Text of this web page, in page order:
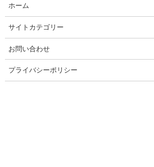
Facebook
Threads
Copy
ホーム
サイトカテゴリー
お問い合わせ
プライバシーポリシー